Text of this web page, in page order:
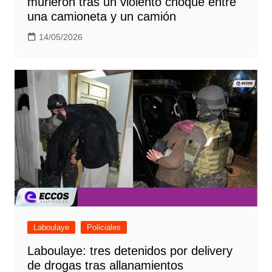
una camioneta y un camión
14/05/2026
Laboulaye Policiales
Laboulaye: tres detenidos por delivery
de drogas tras allanamientos